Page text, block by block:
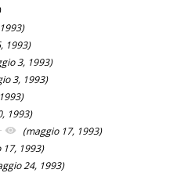
1993)
3, 1993)
3, 1993)
1993)
(maggio 17, 1993)
17, 1993)
24, 1993)